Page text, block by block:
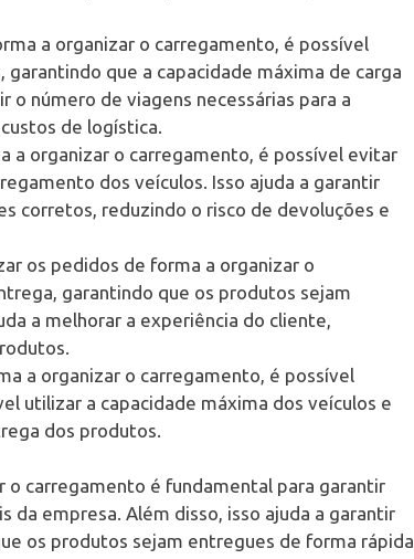
a organizar o carregamento, é possível
que a capacidade máxima de carga
número de viagens necessárias para a
de logística.
a organizar o carregamento, é possível evitar
dos veículos. Isso ajuda a garantir
corretos, reduzindo o risco de devoluções e
os pedidos de forma a organizar o
garantindo que os produtos sejam
a melhorar a experiência do cliente,
a organizar o carregamento, é possível
utilizar a capacidade máxima dos veículos e
dos produtos.
o carregamento é fundamental para garantir
da empresa. Além disso, isso ajuda a garantir
os produtos sejam entregues de forma rápida